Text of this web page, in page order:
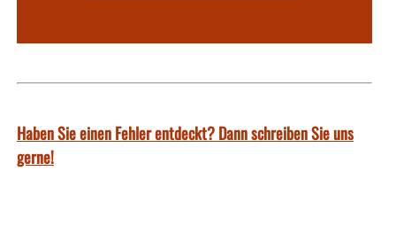
Haben Sie einen Fehler entdeckt? Dann schreiben Sie uns
gerne!